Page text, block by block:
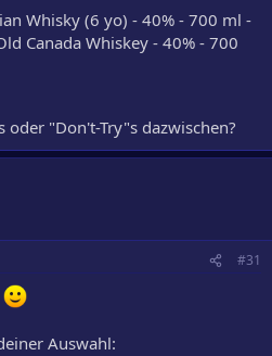
Whisky (6 yo) - 40% - 700 ml -
Canada Whiskey - 40% - 700
"Don't-Try"s dazwischen?
#31
Auswahl: